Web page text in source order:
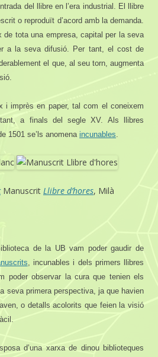
del llibre en l’era industrial. El llibre
o reproduït d’acord amb la demanda.
de tota una empresa, capital per la seva
a la seva difusió. Per tant, el cost de
el que, al seu torn, augmenta
i imprès en paper, tal com el coneixem
a finals del segle XV. Als llibres
1501 se’ls anomena incunables.
Manuscrit Llibre d’hores, Milà
de la UB vam poder gaudir de
, incunables i dels primers llibres
poder observar la cura que tenien els
seva primera perspectiva, ja que havien
o detalls acolorits que feien la visió
d’una xarxa de dinou biblioteques